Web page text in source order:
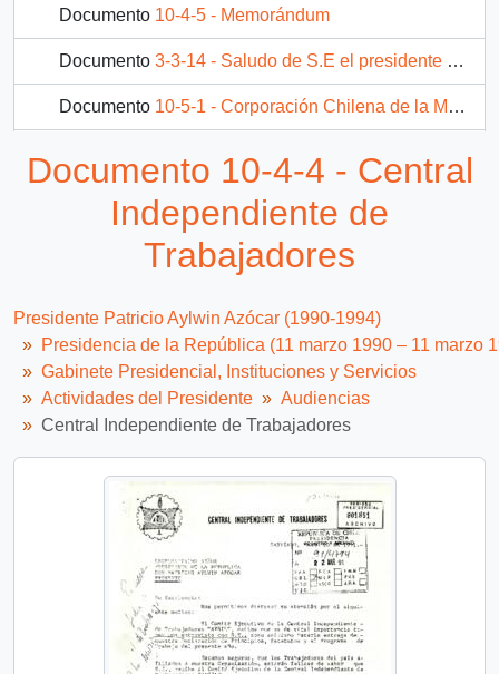
Documento 10-4-5 - Memorándum
Documento 3-3-14 - Saludo de S.E el presidente de la república, D. Patricio Aylwin Azócar a la confedereación gremial del comercio detallista de Chile A.G
Documento 10-5-1 - Corporación Chilena de la Madera
260 más...
Documento 10-4-4 - Central
Independiente de
Trabajadores
Presidente Patricio Aylwin Azócar (1990-1994)
Presidencia de la República (11 marzo 1990 – 11 marzo
Gabinete Presidencial, Instituciones y Servicios
Actividades del Presidente
Audiencias
Central Independiente de Trabajadores